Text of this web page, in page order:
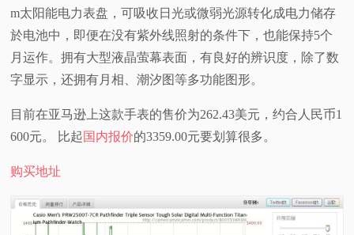
普
验
m太阳能电力表盘，可吸收日光或微弱光源转化成电力储存
於电池中，即便在没有紫外线照射的条件下，也能保持5个
月运作。拥有大型液晶萤幕表面，有良好的辨识度，除了数
字显示，还拥有月相、潮汐图等多功能图形。
目前在亚马逊上这款手表的售价为262.43美元，约合人民币1
600元。 比起国内报价的3359.00元要划算很多。
购买地址